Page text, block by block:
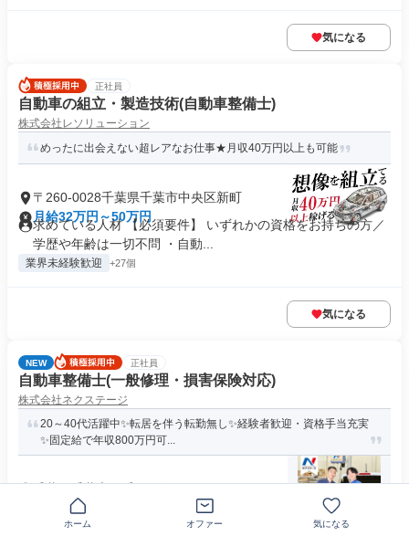
気になる
正社員
自動車の組立・製造技術(自動車整備士)
株式会社レソリューション
めったに出会えない超レアなお仕事★月収40万円以上も可能
〒260-0028千葉県千葉市中央区新町
月給32万円～50万円
求めている人材 【必須要件】 いずれかの資格をお持ちの方／
学歴や年齢は一切不問 ・自動...
業界未経験歓迎 +27個
気になる
NEW 正社員
自動車整備士(一般修理・損害保険対応)
株式会社ネクステージ
20～40代活躍中✨転居を伴う転勤無し✨経験者歓迎・資格手当充実
✨固定給で年収800万円可...
千葉県千葉市稲毛区長沼原町
月給33万4000円～49万7000円
交通費支給
ホーム オファー 気になる